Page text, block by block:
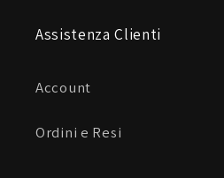
Assistenza Clienti
Account
Ordini e Resi